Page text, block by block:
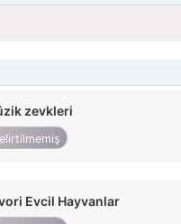
zevkleri
Evcil Hayvanlar